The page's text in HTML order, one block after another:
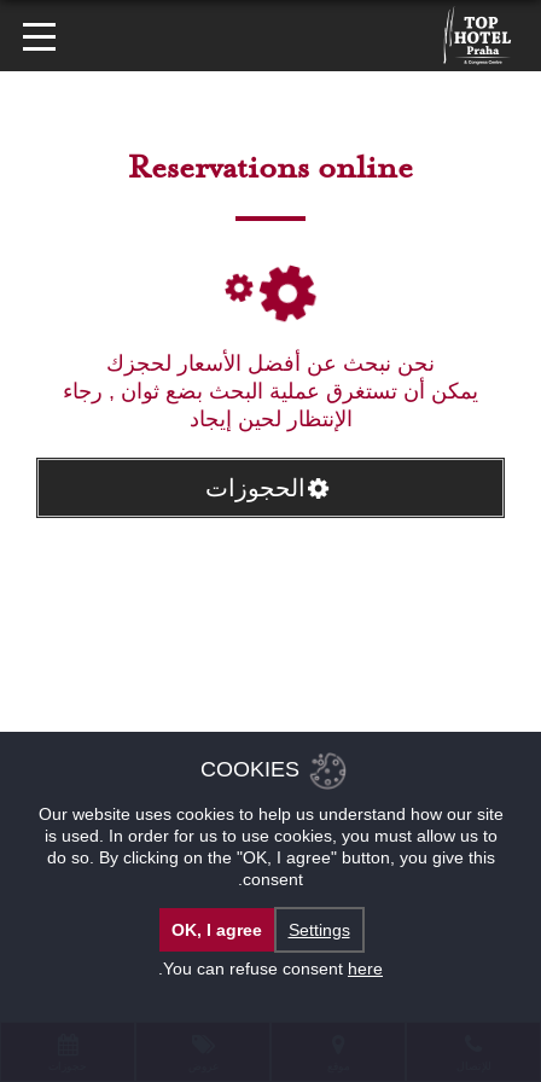
Reservations online
نحن نبحث عن أفضل الأسعار لحجزك
يمكن أن تستغرق عملية البحث بضع ثوان , رجاء
الإنتظار لحين إيجاد
الحجوزات
COOKIES
Our website uses cookies to help us understand how our site
is used. In order for us to use cookies, you must allow us to
do so. By clicking on the "OK, I agree" button, you give this
consent.
Settings
OK, I agree
You can refuse consent here
.